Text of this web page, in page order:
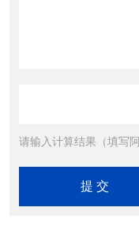
请输入计算结果（填写